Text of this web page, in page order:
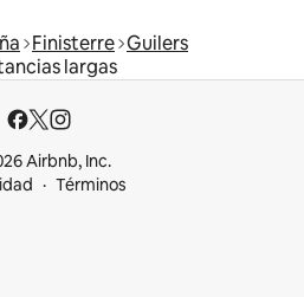
Finisterre Guilers
largas
Airbnb, Inc.
Términos